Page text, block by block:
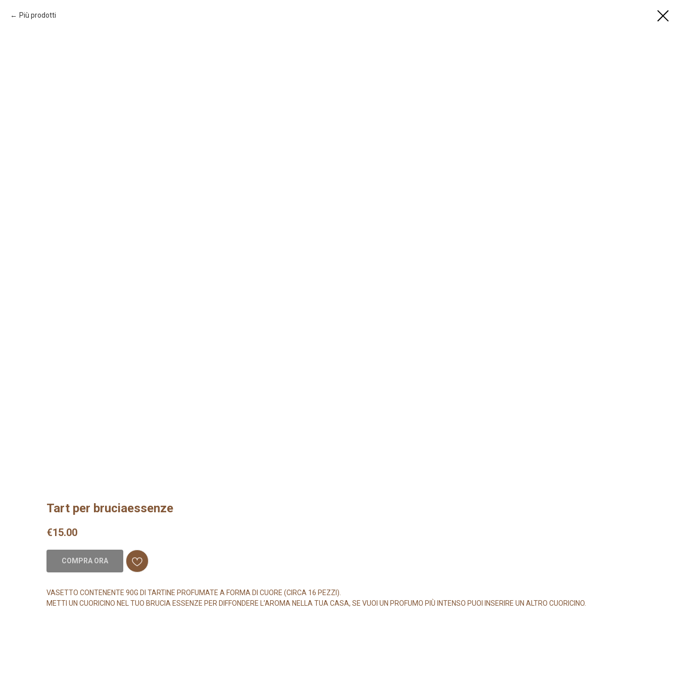
Più prodotti
Tart per bruciaessenze
€15.00
COMPRA ORA
VASETTO CONTENENTE 90G DI TARTINE PROFUMATE A FORMA DI CUORE (CIRCA 16 PEZZI).
METTI UN CUORICINO NEL TUO BRUCIA ESSENZE PER DIFFONDERE L’AROMA NELLA TUA CASA, SE VUOI UN PROFUMO PIÙ INTENSO PUOI INSERIRE UN ALTRO CUORICINO.